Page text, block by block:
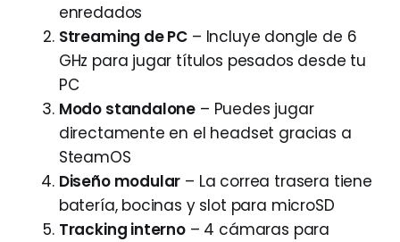
enredados
Streaming de PC – Incluye dongle de 6
GHz para jugar títulos pesados desde tu
PC
Modo standalone – Puedes jugar
directamente en el headset gracias a
SteamOS
Diseño modular – La correa trasera tiene
batería, bocinas y slot para microSD
Tracking interno– 4 cámaras para